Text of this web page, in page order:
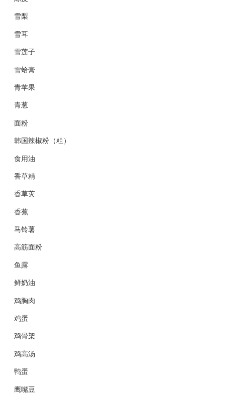
雪梨
雪耳
雪莲子
雪蛤膏
青苹果
青葱
面粉
韩国辣椒粉（粗）
食用油
香草精
香草荚
香蕉
马铃薯
高筋面粉
鱼露
鲜奶油
鸡胸肉
鸡蛋
鸡骨架
鸡高汤
鸭蛋
鹰嘴豆